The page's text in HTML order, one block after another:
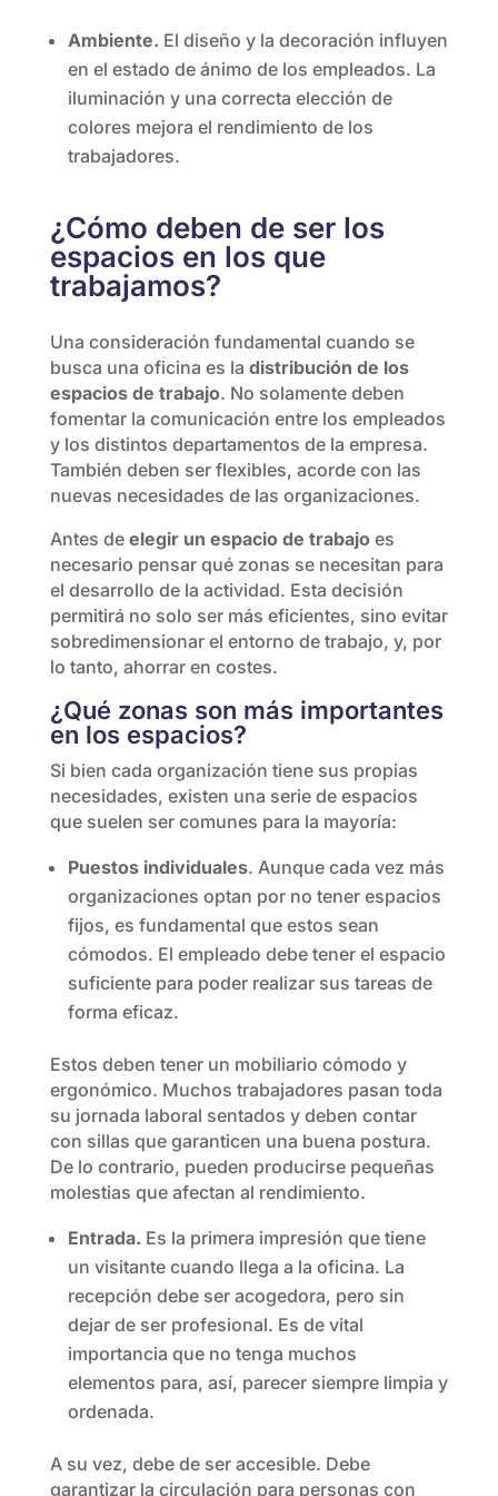
Ambiente. El diseño y la decoración influyen
en el estado de ánimo de los empleados. La
iluminación y una correcta elección de
colores mejora el rendimiento de los
trabajadores.
¿Cómo deben de ser los
espacios en los que
trabajamos?
Una consideración fundamental cuando se
busca una oficina es la distribución de los
espacios de trabajo. No solamente deben
fomentar la comunicación entre los empleados
y los distintos departamentos de la empresa.
También deben ser flexibles, acorde con las
nuevas necesidades de las organizaciones.
Antes de elegir un espacio de trabajoes
necesario pensar qué zonas se necesitan para
el desarrollo de la actividad. Esta decisión
permitirá no solo ser más eficientes, sino evitar
sobredimensionar el entorno de trabajo, y, por
lo tanto, ahorrar en costes.
¿Qué zonas son más importantes
en los espacios?
Si bien cada organización tiene sus propias
necesidades, existen una serie de espacios
que suelen ser comunes para la mayoría:
Puestos individuales. Aunque cada vez más
organizaciones optan por no tener espacios
fijos, es fundamental que estos sean
cómodos. El empleado debe tener el espacio
suficiente para poder realizar sus tareas de
forma eficaz.
Estos deben tener un mobiliario cómodo y
ergonómico. Muchos trabajadores pasan toda
su jornada laboral sentados y deben contar
con sillas que garanticen una buena postura.
De lo contrario, pueden producirse pequeñas
molestias que afectan al rendimiento.
Entrada. Es la primera impresión que tiene
un visitante cuando llega a la oficina. La
recepción debe ser acogedora, pero sin
dejar de ser profesional. Es de vital
importancia que no tenga muchos
elementos para, así, parecer siempre limpia y
ordenada.
A su vez, debe de ser accesible. Debe
garantizar la circulación para personas con